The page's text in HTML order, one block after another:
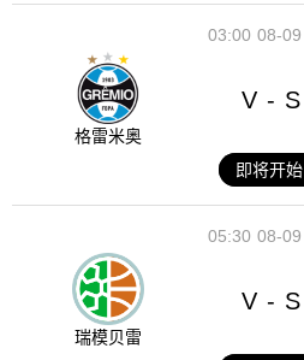
08-09
03:00
格雷米奥
V - S
即将开始
08-09
05:30
瑞模贝雷
V - S